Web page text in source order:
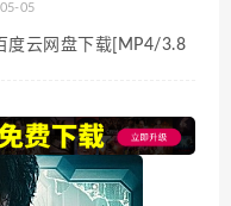
05
度云网盘下载[MP4/3.8